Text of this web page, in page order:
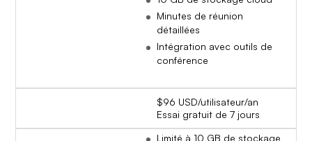
Minutes de réunion
détaillées
Intégration avec outils de
conférence
$96 USD/utilisateur/an
Essai gratuit de 7 jours
Limité à 10 GB de stockage